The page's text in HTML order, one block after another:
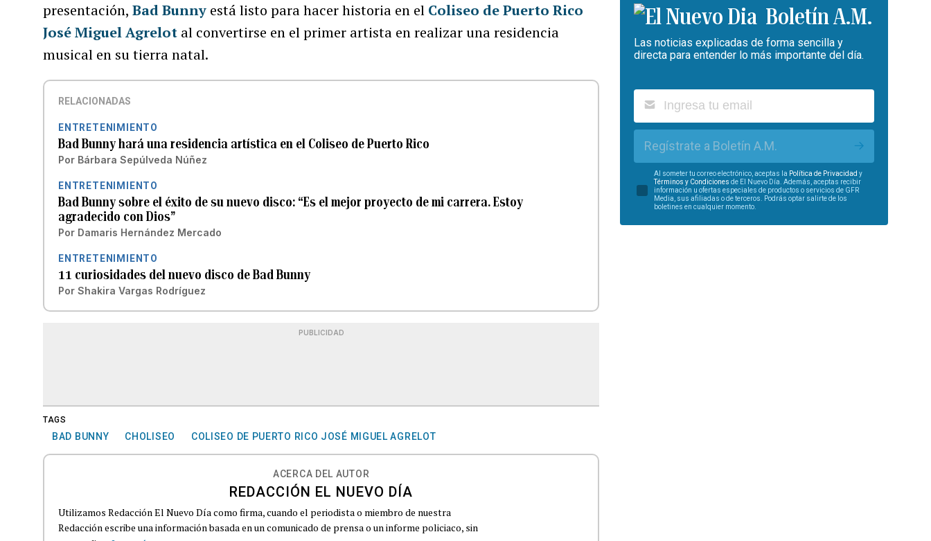
presentación,Bad Bunny está listo para hacer historia en el Coliseo de Puerto Rico
José Miguel Agrelot al convertirse en el primer artista en realizar una residencia
musical en su tierra natal.
RELACIONADAS
ENTRETENIMIENTO
Bad Bunny hará una residencia artística en el Coliseo de Puerto Rico
Por Bárbara Sepúlveda Núñez
ENTRETENIMIENTO
Bad Bunny sobre el éxito de su nuevo disco: “Es el mejor proyecto de mi carrera. Estoy
agradecido con Dios”
Por Damaris Hernández Mercado
ENTRETENIMIENTO
11 curiosidades del nuevo disco de Bad Bunny
Por Shakira Vargas Rodríguez
PUBLICIDAD
TAGS
BAD BUNNY CHOLISEO COLISEO DE PUERTO RICO JOSÉ MIGUEL AGRELOT
ACERCA DEL AUTOR
REDACCIÓN EL NUEVO DÍA
Utilizamos Redacción El Nuevo Día como firma, cuando el periodista o miembro de nuestra
Redacción escribe una información basada en un comunicado de prensa o un informe policiaco, sin
Boletín A.M.
Las noticias explicadas de forma sencilla y
directa para entender lo más importante del día.
Regístrate a Boletín A.M.
Al someter tu correo electrónico, aceptas la Política de Privacidad y
Términos y Condiciones de El Nuevo Día. Además, aceptas recibir
información u ofertas especiales de productos o servicios de GFR
Media, sus afiliadas o de terceros. Podrás optar salirte de los
boletines en cualquier momento.